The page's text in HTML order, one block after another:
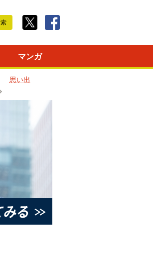
マンガ
思い出